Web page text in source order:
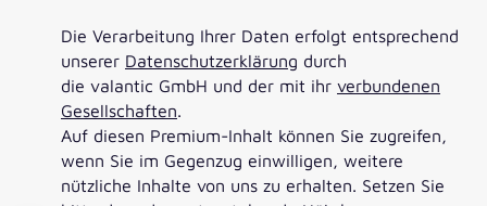
Die Verarbeitung Ihrer Daten erfolgt entsprechend
unserer Datenschutzerklärung durch
die valantic GmbH und der mit ihr verbundenen
Gesellschaften.
Auf diesen Premium-Inhalt können Sie zugreifen,
wenn Sie im Gegenzug einwilligen, weitere
nützliche Inhalte von uns zu erhalten. Setzen Sie